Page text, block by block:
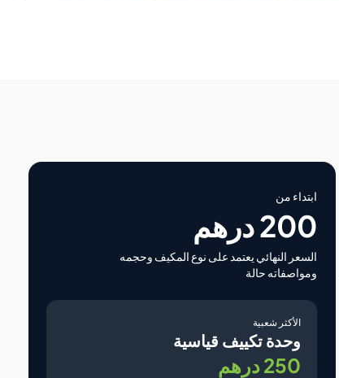
ابتداء من
200 درهم
السعر النهائي يعتمد على نوع المكيف وحجمه
ومواصفاته حالة
الأكثر شعبية
وحدة تكييف قياسية
250 درهم